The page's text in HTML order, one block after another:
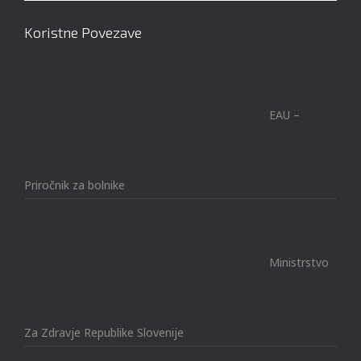
Koristne Povezave
EAU –
Priročnik za bolnike
Ministrstvo
Za Zdravje Republike Slovenije